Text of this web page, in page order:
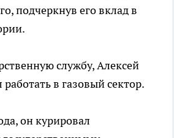
подчеркнув его вклад в
службу, Алексей
в газовый сектор.
он курировал